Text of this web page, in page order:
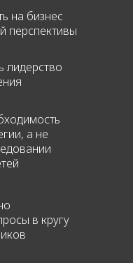
в кругу
лидерство
а не
на бизнес
перспективы